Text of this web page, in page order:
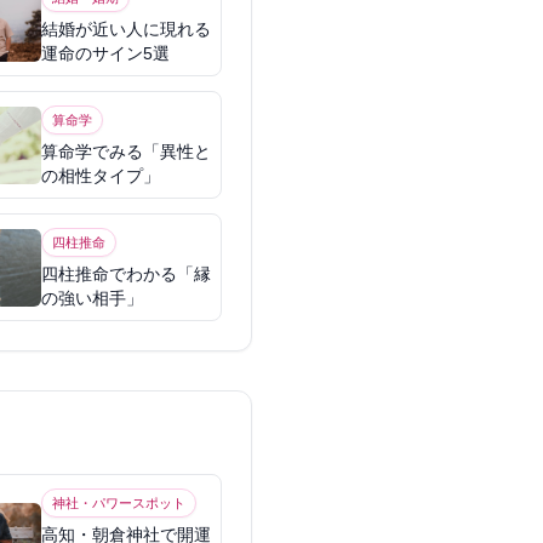
結婚が近い人に現れる
運命のサイン5選
算命学
算命学でみる「異性と
の相性タイプ」
四柱推命
四柱推命でわかる「縁
の強い相手」
神社・パワースポット
高知・朝倉神社で開運